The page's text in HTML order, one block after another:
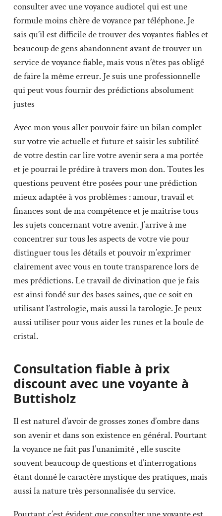
consulter avec une voyance audiotel qui est une
formule moins chère de voyance par téléphone. Je
sais qu’il est difficile de trouver des voyantes fiables et
beaucoup de gens abandonnent avant de trouver un
service de voyance fiable, mais vous n’êtes pas obligé
de faire la même erreur. Je suis une professionnelle
qui peut vous fournir des prédictions absolument
justes
Avec mon vous aller pouvoir faire un bilan complet
sur votre vie actuelle et future et saisir les subtilité
de votre destin car lire votre avenir sera a ma portée
et je pourrai le prédire à travers mon don. Toutes les
questions peuvent être posées pour une prédiction
mieux adaptée à vos problèmes : amour, travail et
finances sont de ma compétence et je maitrise tous
les sujets concernant votre avenir. J’arrive à me
concentrer sur tous les aspects de votre vie pour
distinguer tous les détails et pouvoir m’exprimer
clairement avec vous en toute transparence lors de
mes prédictions. Le travail de divination que je fais
est ainsi fondé sur des bases saines, que ce soit en
utilisant l’astrologie, mais aussi la tarologie. Je peux
aussi utiliser pour vous aider les runes et la boule de
cristal.
Consultation fiable à prix
discount avec une voyante à
Buttisholz
Il est naturel d’avoir de grosses zones d’ombre dans
son avenir et dans son existence en général. Pourtant
la voyance ne fait pas l’unanimité , elle suscite
souvent beaucoup de questions et d’interrogations
étant donné le caractère mystique des pratiques, mais
aussi la nature très personnalisée du service.